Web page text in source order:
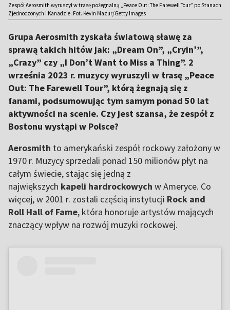
Zespół Aerosmith wyruszył w trasę pożegnalną „Peace Out: The Farewell Tour” po Stanach
Zjednoczonych i Kanadzie. Fot. Kevin Mazur/Getty Images
Grupa Aerosmith zyskała światową sławę za
sprawą takich hitów jak: „Dream On”, „Cryin’”,
„Crazy” czy „I Don’t Want to Miss a Thing”. 2
września 2023 r. muzycy wyruszyli w trasę „Peace
Out: The Farewell Tour”, którą żegnają się z
fanami, podsumowując tym samym ponad 50 lat
aktywności na scenie. Czy jest szansa, że zespół z
Bostonu wystąpi w Polsce?
Aerosmith to amerykański zespół rockowy założony w
1970 r. Muzycy sprzedali ponad 150 milionów płyt na
całym świecie, stając się jedną z
największych kapeli hardrockowych w Ameryce. Co
więcej, w 2001 r. zostali częścią instytucji Rock and
Roll Hall of Fame, która honoruje artystów mających
znaczący wpływ na rozwój muzyki rockowej.